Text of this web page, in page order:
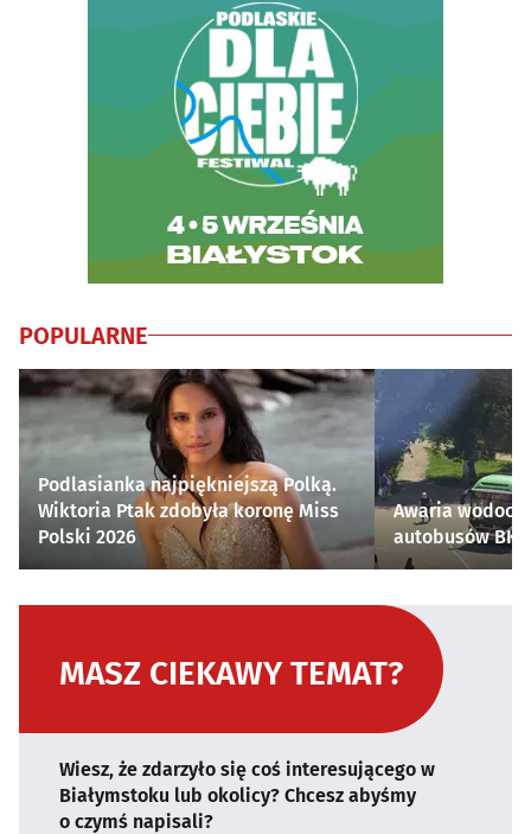
POPULARNE
Podlasianka najpiękniejszą Polką.
Wiktoria Ptak zdobyła koronę Miss
Polski 2026
Awaria
autobusów
MASZ CIEKAWY TEMAT?
Wiesz, że zdarzyło się coś interesującego w
Białymstoku lub okolicy? Chcesz abyśmy
o czymś napisali?